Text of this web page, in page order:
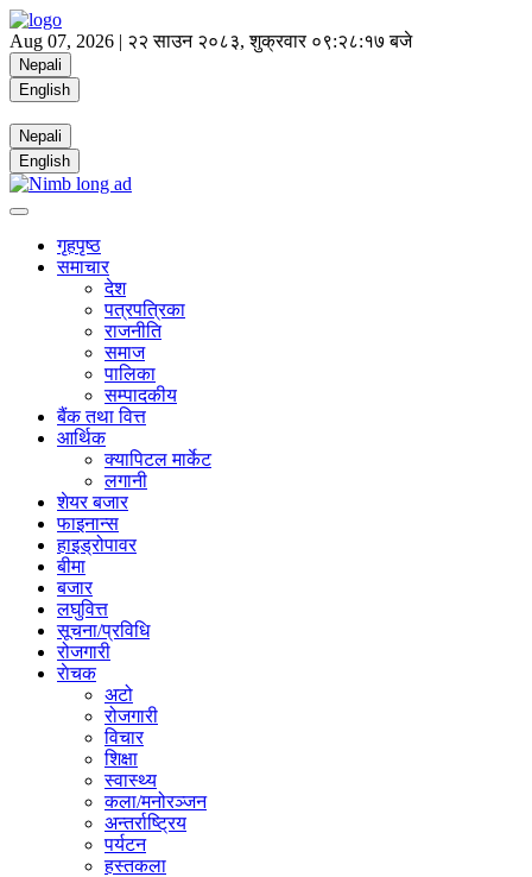
Aug 07, 2026 | २२ साउन २०८३, शुक्रवार ०९:२८:१७ बजे
Nepali
English
Nepali
English
गृहपृष्ठ
समाचार
देश
पत्रपत्रिका
राजनीति
समाज
पालिका
सम्पादकीय
बैंक तथा वित्त
आर्थिक
क्यापिटल मार्केट
लगानी
शेयर बजार
फाइनान्स
हाइड्रोपावर
बीमा
बजार
लघुवित्त
सूचना/प्रविधि
रोजगारी
राेचक
अटो
रोजगारी
विचार
शिक्षा
स्वास्थ्य
कला/मनोरञ्जन
अन्तर्राष्ट्रिय
पर्यटन
हस्तकला